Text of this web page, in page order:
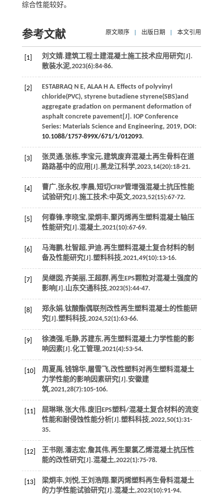
综合性能较好。
参考文献 原文顺序 出版日期 本文引用
[1]
刘文婧.建筑工程土建混凝土施工技术应用研究[J].
散装水泥,2023(6):84-86.
[2] ESTABRAQ N E, ALAA H A. Effects of polyvinyl
chloride(PVC), styrene butadiene styrene(SBS)and
aggregate gradation on permanent deformation of
asphalt concrete pavement[J]. IOP Conference
Series: Materials Science and Engineering, 2019, DOI:
10.1088/1757-899X/671/1/012093.
[3]
张灵通,张栋,李宝元,建筑废弃混凝土再生骨料在道
路路基中的应用[J].黑龙江科学,2023,14(20):18-21.
[4]
曹广,张永权,李晨,短切CFRP管增强混凝土抗压性能
试验研究[J].施工技术:中英文,2023,52(15):67-72.
[5]
何春锋,李晓宝,梁炯丰,聚丙烯再生塑料混凝土轴压
性能研究[J].混凝土,2021(10):67-69.
[6]
马海鹏,杜智超,尹迪.再生塑料混凝土复合材料的制
备及性能研究[J].塑料科技,2021,49(10):13-16.
[7]
吴继囡,齐美丽,王超群,再生EPS颗粒对混凝土强度的
影响[J]. 山东交通科技,2023(5):44-47.
[8]
郑永娟.钛酸酯偶联剂改性再生塑料混凝土的性能研
究[J].塑料科技,2024,52(1):63-66.
[9]
徐澳强,毛静,苏建东,再生塑料混凝土力学性能的影
响因素[J].化工管理,2021(4):53-54.
[10]
周夏禹,钱锦华,屠雪飞,改性塑料对再生塑料混凝土
力学性能的影响因素研究[J].安徽建
筑,2021,28(7):105-106.
[11]
屈琳琳,张大伟.废旧EPS塑料/混凝土复合材料的流变
性能和耐侵蚀性能分析[J].塑料科技,2022,50(1):31-
35.
[12]
王书刚,潘志宏,詹其伟,再生聚氯乙烯混凝土抗压性
能的改性研究[J].混凝土,2022(1):75-78.
[13]
梁炯丰,刘悦,王刘浩翔.聚丙烯塑料再生骨料混凝土
的力学性能试验研究[J].混凝土,2023(10):91-94.